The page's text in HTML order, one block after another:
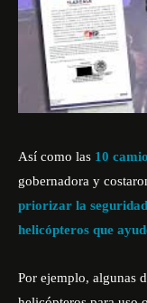
Así como las 10
gobernadora y
priorizar la
helicópteros que
Por ejemplo, algunas